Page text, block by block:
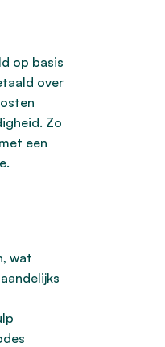
op basis
over
Zo
een
wat